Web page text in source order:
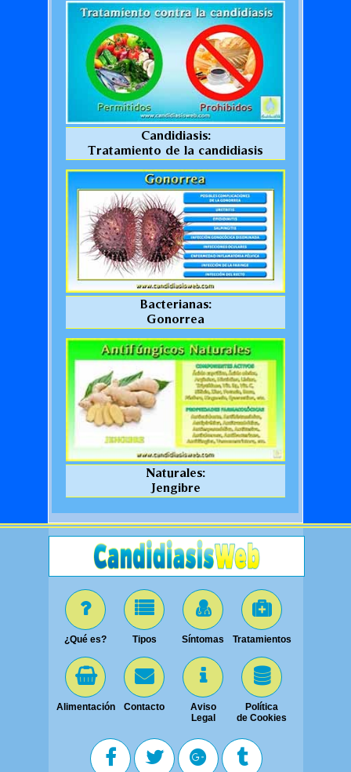
Candidiasis:
Tratamiento de la candidiasis
Bacterianas:
Gonorrea
Naturales:
Jengibre
¿Qué es? Tipos Síntomas Tratamientos
Alimentación Contacto
Aviso
Legal
Política
de Cookies